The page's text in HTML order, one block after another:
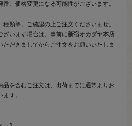
番、価格変更になる可能性がございます。
類等、ご確認の上ご注文くださいませ。
ざいます場合は、事前に新宿オカダヤ本店
ただきましてからご注文をお願いいたしま
品を含むご注文は、出荷までに通常よりお
す。